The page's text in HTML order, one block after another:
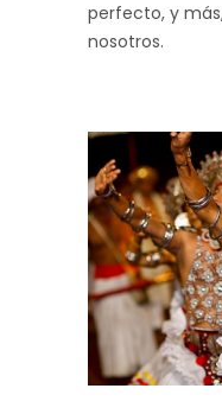
perfecto, y
nosotros.